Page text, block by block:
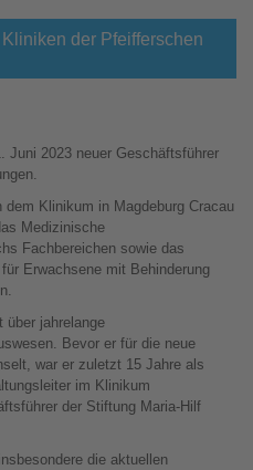
der Pfeifferschen
Juni 2023 neuer Geschäftsführer
dem Klinikum in Magdeburg Cracau
Medizinische
Fachbereichen sowie das
Erwachsene mit Behinderung
über jahrelange
Bevor er für die neue
war er zuletzt 15 Jahre als
im Klinikum
der Stiftung Maria-Hilf
die aktuellen